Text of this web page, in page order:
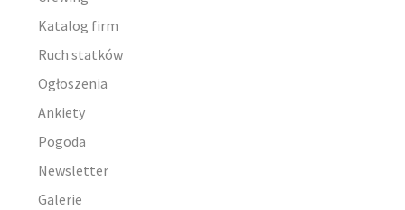
Katalog firm
Ruch statków
Ogłoszenia
Ankiety
Pogoda
Newsletter
Galerie